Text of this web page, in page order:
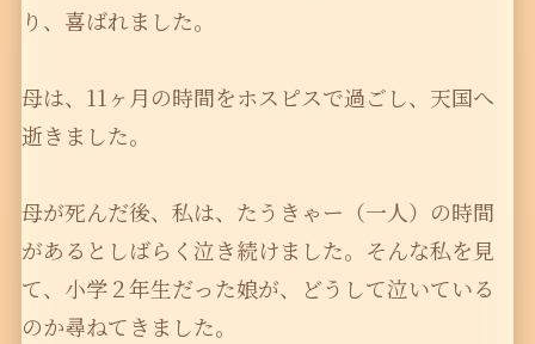
り、喜ばれました。
母は、11ヶ月の時間をホスピスで過ごし、天国へ
逝きました。
母が死んだ後、私は、たうきゃー（一人）の時間
があるとしばらく泣き続けました。そんな私を見
て、小学２年生だった娘が、どうして泣いている
のか尋ねてきました。